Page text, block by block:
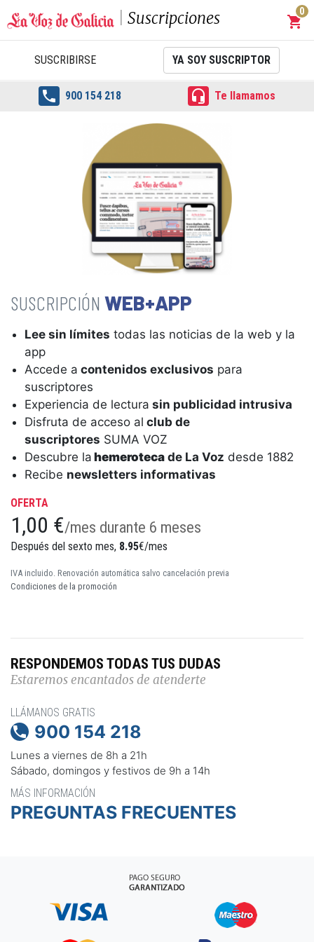
Suscripciones shopping_cart
0
SUSCRIBIRSE YA SOY SUSCRIPTOR
 900 154 218  Te llamamos
WEB+APP
Lee sin límites todas las noticias de la web y la
app
Accede a contenidos exclusivos para
suscriptores
Experiencia de lectura sin publicidad intrusiva
Disfruta de acceso al club de
suscriptores SUMA VOZ
Descubre la hemeroteca de La Voz desde 1882
Recibe newsletters informativas
OFERTA
1,00 €/mes durante 6 meses
Después del sexto mes, 8.95€/mes
IVA incluido. Renovación automática salvo cancelación previa
Condiciones de la promoción
RESPONDEMOS TODAS TUS DUDAS
Estaremos encantados de atenderte
LLÁMANOS GRATIS
 900 154 218
Lunes a viernes de 8h a 21h
Sábado, domingos y festivos de 9h a 14h
MÁS INFORMACIÓN
PREGUNTAS FRECUENTES